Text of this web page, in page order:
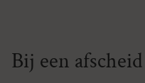
Bij een